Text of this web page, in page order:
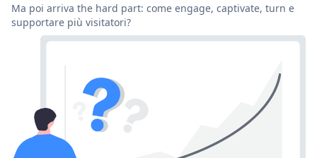
Ma poi arriva the hard part: come engage, captivate, turn e
supportare più visitatori?